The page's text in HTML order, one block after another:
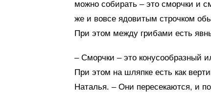
можно собирать – это сморчки и
же и вовсе ядовитым строчком
При этом между грибами есть
– Сморчки – это конусообразный
При этом на шляпке есть как
Наталья. – Они пересекаются, и